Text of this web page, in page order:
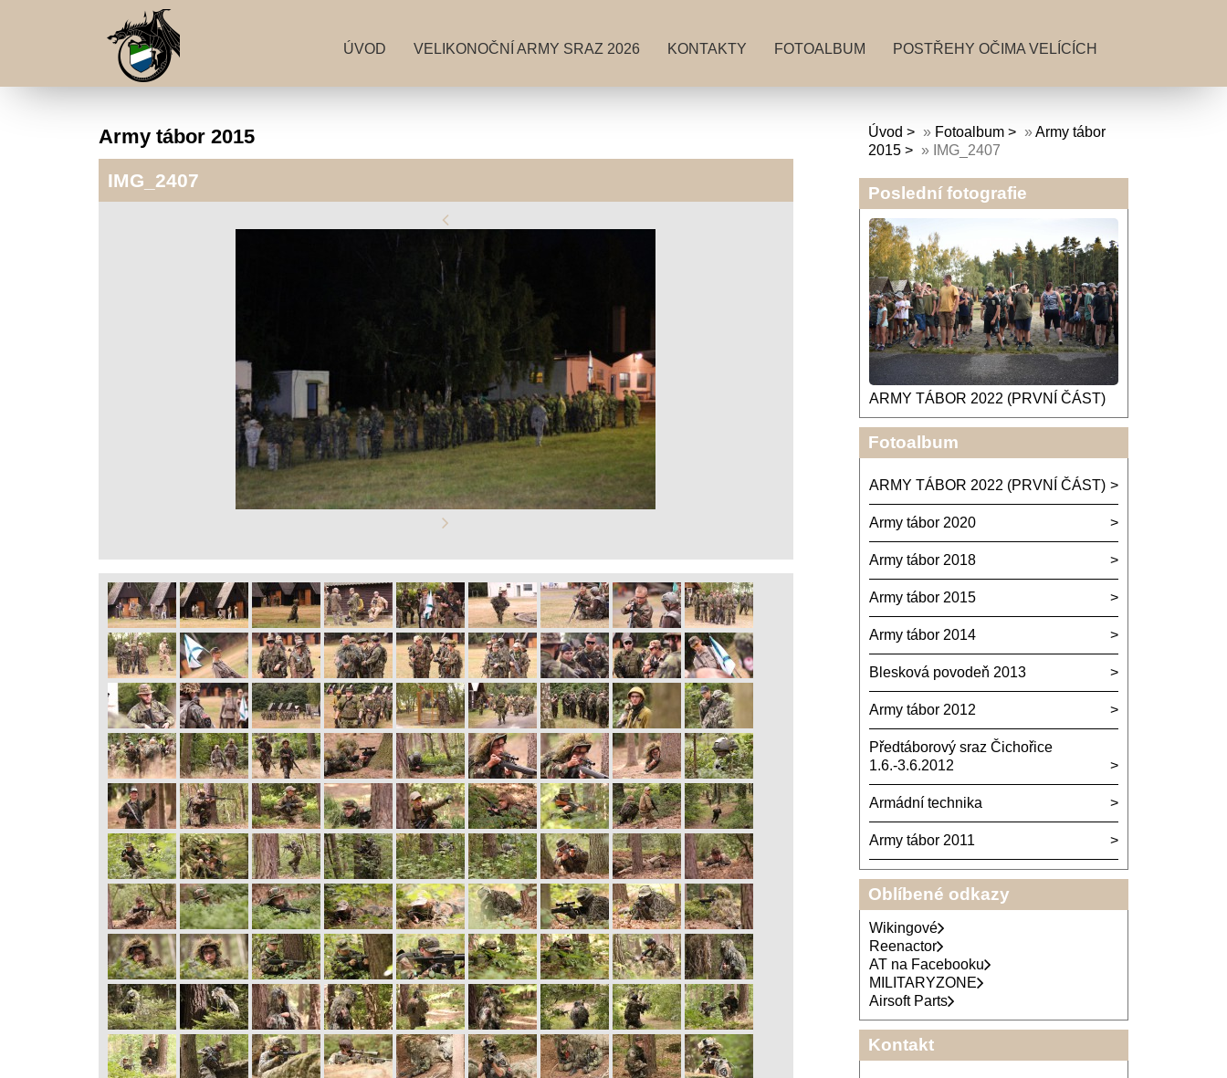
ÚVOD VELIKONOČNÍ ARMY SRAZ 2026 KONTAKTY FOTOALBUM POSTŘEHY OČIMA VELÍCÍCH
Army tábor 2015
IMG_2407
Úvod » Fotoalbum »Army tábor
2015
» IMG_2407
Poslední fotografie
ARMY TÁBOR 2022 (PRVNÍ ČÁST)
Fotoalbum
ARMY TÁBOR 2022 (PRVNÍ ČÁST)
Army tábor 2020
Army tábor 2018
Army tábor 2015
Army tábor 2014
Blesková povodeň 2013
Army tábor 2012
Předtáborový sraz Čichořice
1.6.-3.6.2012
Armádní technika
Army tábor 2011
Oblíbené odkazy
Wikingové
Reenactor
AT na Facebooku
MILITARYZONE
Airsoft Parts
Kontakt